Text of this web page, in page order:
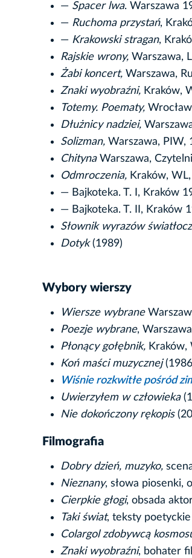
— Spacer lwa. Warszawa
— Ruchoma przystań,
— Krakowski stragan,
Rajskie wrony, Warszawa,
Żabi koncert, Warszawa,
Znaki wyobraźni, Kraków,
Totemy. Poematy,
Dłużnicy nadziei,
Solizman, Warszawa, PIW,
ChitynaWarszawa,
Odmroczenia, Kraków,
— Bajkoteka. T. I, Kraków
— Bajkoteka. T. II, Kraków
Słownik wyrazów
Dotyk(1989)
Wybory wierszy
Wiersze wybrane
Poezje wybrane,
Płonący gołębnik, Kraków,
Koń maści muzycznej
Wiśnie rozkwitłe pośród
Uwierzyłem w człowieka
Nie dokończony rękopis
Filmografia
Dobry dzień, muzyko,
Nieznany, słowa piosenki,
Cierpkie głogi, obsada
Taki świat, teksty poetyckie
Colargol zdobywcą
Znaki wyobraźni, bohater